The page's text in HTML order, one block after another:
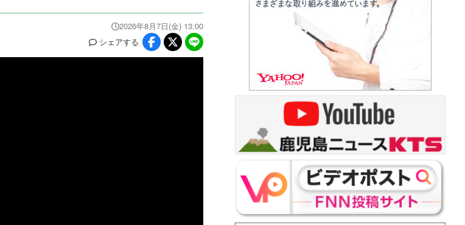
2026年8月7日(金) 13:00
シェアする